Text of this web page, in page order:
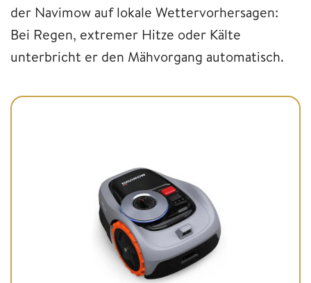
der Navimow auf lokale Wettervorhersagen:
Bei Regen, extremer Hitze oder Kälte
unterbricht er den Mähvorgang automatisch.